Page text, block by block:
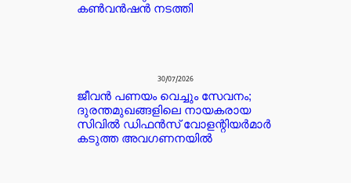
കൺവൻഷൻ നടത്തി
30/07/2026
ജീവൻ പണയം വെച്ചും സേവനം;
ദുരന്തമുഖങ്ങളിലെ നായകരായ
സിവിൽ ഡിഫൻസ് വോളന്റിയർമാർ
കടുത്ത അവഗണനയിൽ